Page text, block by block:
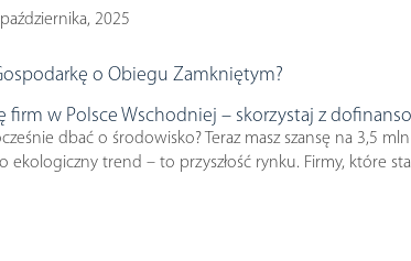
2025
firm w Polsce Wschodniej – skorzystaj z
dbać o środowisko? Teraz masz szansę na 3,5
trend – to przyszłość rynku. Firmy, które
o Obiegu Zamkniętym?